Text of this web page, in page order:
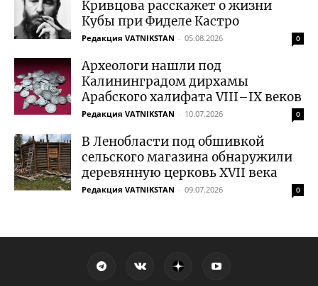
Кривцова расскажет о жизни
Кубы при Фиделе Кастро
Редакция VATNIKSTAN - 05.08.2026 0
Археологи нашли под
Калининградом дирхамы
Арабского халифата VIII–IX веков
Редакция VATNIKSTAN - 10.07.2026 0
В Ленобласти под обшивкой
сельского магазина обнаружили
деревянную церковь XVII века
Редакция VATNIKSTAN - 09.07.2026 0